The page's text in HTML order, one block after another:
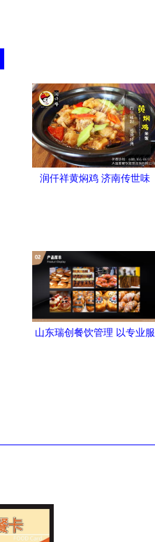
润仟祥黄焖鸡 济南传世味
山东瑞创餐饮管理 以专业服